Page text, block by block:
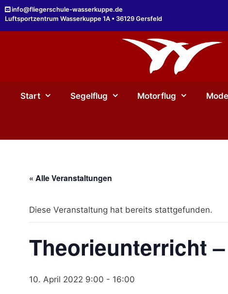
Zum
Inhalt
springen
info@fliegerschule-wasserkuppe.de
Luftsportzentrum Wasserkuppe 1A • 36129 Gersfeld
Start Segelflug Motorflug
« Alle Veranstaltungen
Diese Veranstaltung hat bereits stattgefunden.
Theorieunterricht
10. April 2022 9:00 - 16:00